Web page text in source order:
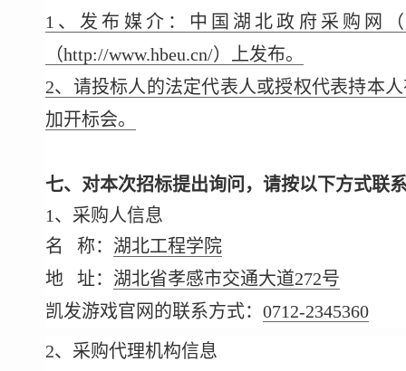
1、发布媒介：中国湖北政府采购网（
（http://www.hbeu.cn/）上发布。
2、请投标人的法定代表人或授权代表持本
加开标会。
七、对本次招标提出询问，请按以下方式联
1、采购人信息
名 称： 湖北工程学院
地 址： 湖北省孝感市交通大道272号
凯发游戏官网的联系方式： 0712-2345360
2、采购代理机构信息